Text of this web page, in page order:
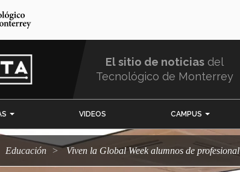
El sitio de noticias del
Tecnológico de Monterrey
VIDEOS CAMPUS
Educación Viven la Global Week alumnos de profesional